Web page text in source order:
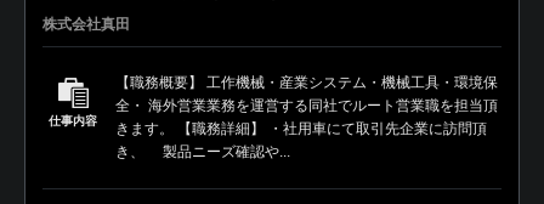
株式会社真田
仕事内容
【職務概要】 工作機械・産業システム・機械工具・環境保
全・ 海外営業業務を運営する同社でルート営業職を担当頂
きます。 【職務詳細】 ・社用車にて取引先企業に訪問頂
き、 製品ニーズ確認や...